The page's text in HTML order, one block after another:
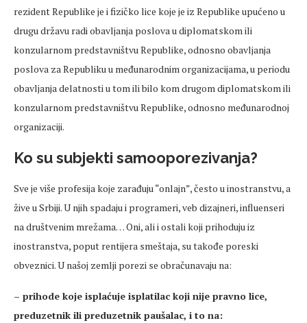
rezident Republike je i fizičko lice koje je iz Republike upućeno u
drugu državu radi obavljanja poslova u diplomatskom ili
konzularnom predstavništvu Republike, odnosno obavljanja
poslova za Republiku u međunarodnim organizacijama, u periodu
obavljanja delatnosti u tom ili bilo kom drugom diplomatskom ili
konzularnom predstavništvu Republike, odnosno međunarodnoj
organizaciji.
Ko su subjekti samooporezivanja?
Sve je više profesija koje zarađuju “onlajn”, često u inostranstvu, a
žive u Srbiji. U njih spadaju i programeri, veb dizajneri, influenseri
na društvenim mrežama… Oni, ali i ostali koji prihoduju iz
inostranstva, poput rentijera smeštaja, su takođe poreski
obveznici. U našoj zemlji porezi se obračunavaju na:
– prihode koje isplaćuje isplatilac koji nije pravno lice,
preduzetnik ili preduzetnik paušalac, i to na: